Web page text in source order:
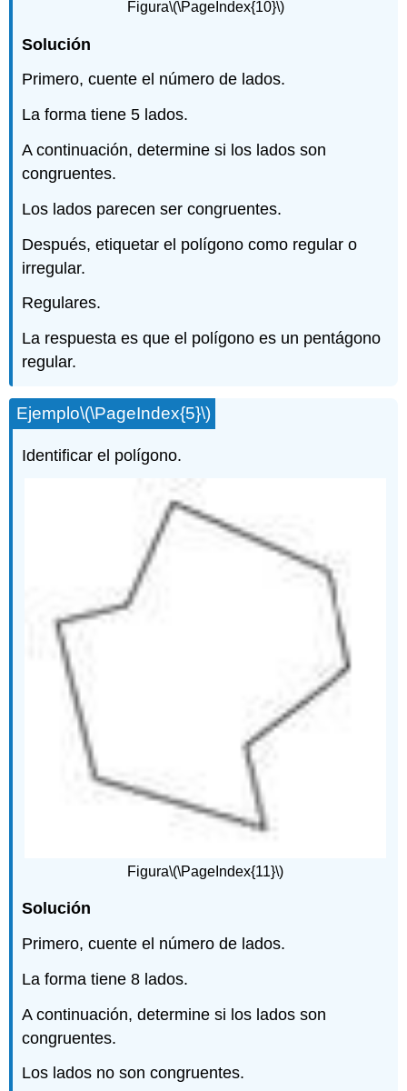
Figura\(\PageIndex{10}\)
Solución
Primero, cuente el número de lados.
La forma tiene 5 lados.
A continuación, determine si los lados son
congruentes.
Los lados parecen ser congruentes.
Después, etiquetar el polígono como regular o
irregular.
Regulares.
La respuesta es que el polígono es un pentágono
regular.
Ejemplo\(\PageIndex{5}\)
Identificar el polígono.
Figura\(\PageIndex{11}\)
Solución
Primero, cuente el número de lados.
La forma tiene 8 lados.
A continuación, determine si los lados son
congruentes.
Los lados no son congruentes.